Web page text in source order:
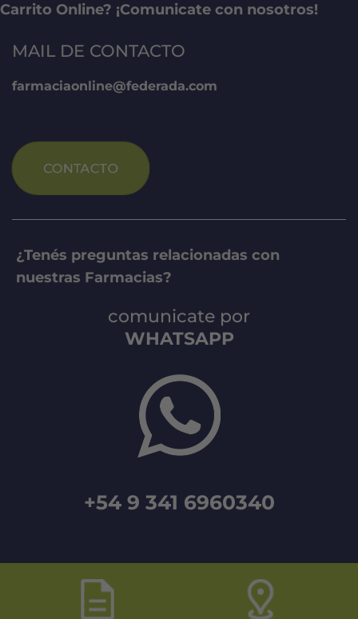
Carrito Online? ¡Comunicate con nosotros!
MAIL DE CONTACTO
farmaciaonline@federada.com
CONTACTO
¿Tenés preguntas relacionadas con
nuestras Farmacias?
comunicate por
WHATSAPP
+54 9 341 6960340